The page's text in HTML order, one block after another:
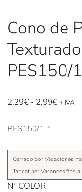
Cono de
PES150/1
2,29€ - 2,99€Rango
2,29€
hasta
2,99€
+ IVA
PES150/1-*
Cerrado por Vacaciones
Tancat per Vacances fins
Nº COLOR